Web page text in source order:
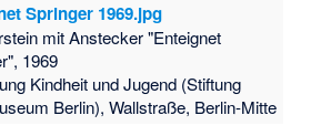
Springer 1969.jpg
mit Anstecker "Enteignet
1969
Kindheit und Jugend (Stiftung
Berlin), Wallstraße, Berlin-Mitte